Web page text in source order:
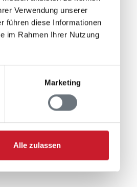
Verwendung unserer
führen diese Informationen
im Rahmen Ihrer Nutzung
Marketing
Alle zulassen